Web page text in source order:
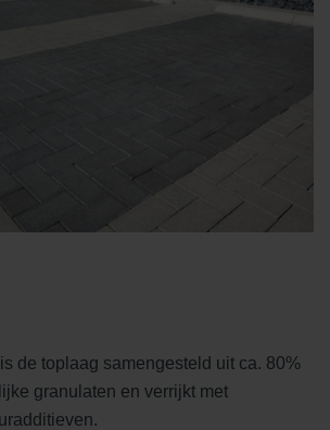
de toplaag samengesteld uit ca. 80%
granulaten en verrijkt met